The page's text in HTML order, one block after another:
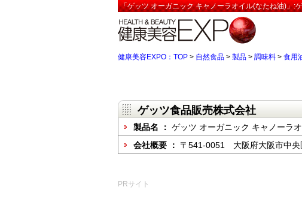
「ゲッツ オーガニック キャノーラオイル(なたね油)」:
健康美容EXPO：TOP > 自然食品 > 製品 > 調味料 > 食用
ゲッツ食品販売株式会社
製品名 ： ゲッツ オーガニック キャノーラ
会社概要 ： 〒541-0051 大阪府大阪市中央
PRサイト